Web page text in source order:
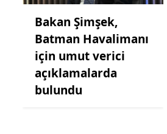
Bakan Şimşek,
Batman Havalimanı
için umut verici
açıklamalarda
bulundu